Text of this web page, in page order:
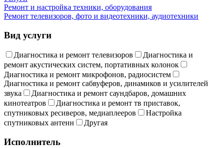
Ремонт и настройка техники, оборудования
Ремонт телевизоров, фото и видеотехники, аудиотехники
Вид услуги
Диагностика и ремонт телевизоров
Диагностика и
ремонт акустических систем, портативных колонок
Диагностика и ремонт микрофонов, радиосистем
Диагностика и ремонт сабвуферов, динамиков и усилителей
звука
Диагностика и ремонт саундбаров, домашних
кинотеатров
Диагностика и ремонт тв приставок,
спутниковых ресиверов, медиаплееров
Настройка
спутниковых антенн
Другая
Исполнитель